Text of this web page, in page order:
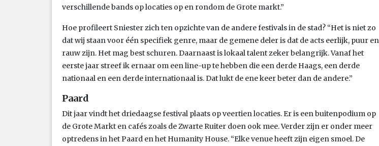
verschillende bands op locaties op en rondom de Grote markt.”
Hoe profileert Sniester zich ten opzichte van de andere festivals in de stad? “Het is niet zo
dat wij staan voor één specifiek genre, maar de gemene deler is dat de acts eerlijk, puur en
rauw zijn. Het mag best schuren. Daarnaast is lokaal talent zeker belangrijk. Vanaf het
eerste jaar streef ik ernaar om een line-up te hebben die een derde Haags, een derde
nationaal en een derde internationaal is. Dat lukt de ene keer beter dan de andere.”
Paard
Dit jaar vindt het driedaagse festival plaats op veertien locaties. Er is een buitenpodium op
de Grote Markt en cafés zoals de Zwarte Ruiter doen ook mee. Verder zijn er onder meer
optredens in het Paard en het Humanity House. “Elke venue heeft zijn eigen smoel. De